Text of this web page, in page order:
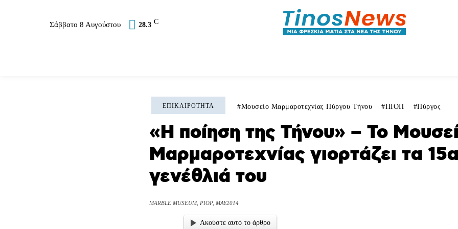
Σάββατο 8 Αυγούστου 28.3 C
ΕΠΙΚΑΙΡΌΤΗΤΑ Μουσείο Μαρμαροτεχνίας Πύργου Τήνου ΠΙΟΠ Πύργος
«Η ποίηση της Τήνου» – Το
Μαρμαροτεχνίας γιορτάζει τα 15α
γενέθλιά του
MARBLE MUSEUM, PIOP, MAY2014
Ακούστε αυτό το άρθρο